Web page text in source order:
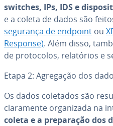
switches, IPs, IDS e
e a coleta de dados são
segurança de endpoint ou
Response). Além disso,
de pro­to­co­los, re­la­tó­rios e
Etapa 2: Agregação dos
Os dados coletados são
cla­ra­mente or­ga­ni­zada na
coleta e a pre­pa­ra­ção dos